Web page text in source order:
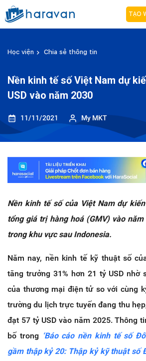
TẠO
Học viện Chia sẻ thông tin
Nền kinh tế số Việt Nam dự
USD vào năm 2030
11/11/2021 My MKT
Nền kinh tế số của Việt Nam dự
tổng giá trị hàng hoá (GMV) vào
trong khu vực sau Indonesia.
Năm nay, nền kinh tế kỹ thuật số
tăng trưởng 31% hơn 21 tỷ USD nhờ
của thương mại điện tử so với cùng
trường du lịch trực tuyến đang thu
đạt 57 tỷ USD vào năm 2025. Thông
bố trong ‘Báo cáo nền kinh tế số
gầm thập kỷ 20: Thập kỷ kỹ thuật số